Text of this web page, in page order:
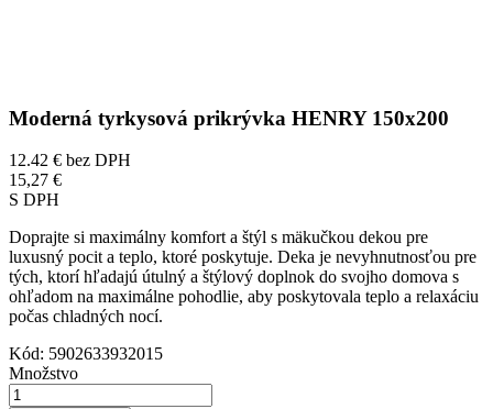
Moderná tyrkysová prikrývka HENRY 150x200
12.42 € bez DPH
15,27 €
S DPH
Doprajte si maximálny komfort a štýl s mäkučkou dekou pre
luxusný pocit a teplo, ktoré poskytuje. Deka je nevyhnutnosťou pre
tých, ktorí hľadajú útulný a štýlový doplnok do svojho domova s
ohľadom na maximálne pohodlie, aby poskytovala teplo a relaxáciu
počas chladných nocí.
Kód: 5902633932015
Množstvo